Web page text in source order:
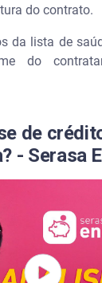
do contrato.
da lista de
do
de
- Serasa